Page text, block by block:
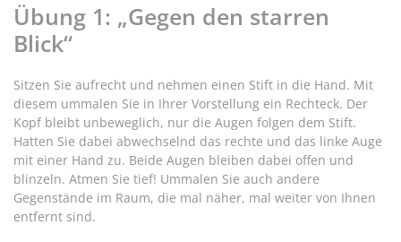
Übung 1: „Gegen den starren
Blick“
Sitzen Sie aufrecht und nehmen einen Stift in die Hand. Mit
diesem ummalen Sie in Ihrer Vorstellung ein Rechteck. Der
Kopf bleibt unbeweglich, nur die Augen folgen dem Stift.
Hatten Sie dabei abwechselnd das rechte und das linke Auge
mit einer Hand zu. Beide Augen bleiben dabei offen und
blinzeln. Atmen Sie tief! Ummalen Sie auch andere
Gegenstände im Raum, die mal näher, mal weiter von Ihnen
entfernt sind.